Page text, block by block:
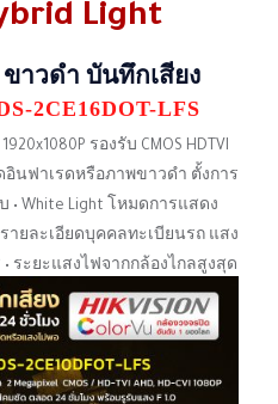
Light
าวดํา บันทึกเสียง
2CE16DOT-LFS
รองรับ CMOS HDTVI
ดอินฟาเรดหรือภาพขาวดํา ตั้งการ
• White Light โหมดการแสดง
ายละเอียดบุคคลทะเบียนรถ แสง
ระยะแสงไฟจากกล้องไกลสูงสุด
นน้ำา มาตรฐาน IP67